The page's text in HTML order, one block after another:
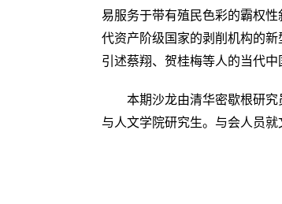
易服务于带有殖民色彩的霸权
代资产阶级国家的剥削机构的
引述蔡翔、贺桂梅等人的当代中
本期沙龙由清华密歇根研究
与人文学院研究生。与会人员